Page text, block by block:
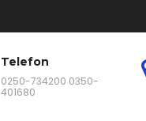
Telefon
0250-734200 0350-
401680